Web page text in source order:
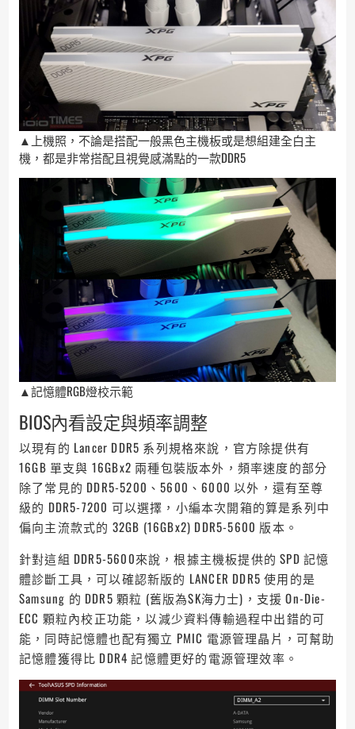
▲上機照，不論是搭配一般黑色主機板或是想組建全白主
機，都是非常搭配且視覺感滿點的一款DDR5
▲記憶體RGB燈校示範
BIOS內看設定與頻率調整
以現有的 Lancer DDR5 系列規格來說，官方除提供有
16GB 單支與 16GBx2 兩種包裝版本外，頻率速度的部分
除了常見的 DDR5-5200、5600、6000 以外，還有至尊
級的 DDR5-7200 可以選擇，小編本次開箱的算是系列中
偏向主流款式的 32GB (16GBx2) DDR5-5600 版本。
針對這組 DDR5-5600來說，根據主機板提供的 SPD 記憶
體診斷工具，可以確認新版的 LANCER DDR5 使用的是
Samsung 的 DDR5 顆粒 (舊版為SK海力士)，支援 On-Die-
ECC 顆粒內校正功能，以減少資料傳輸過程中出錯的可
能，同時記憶體也配有獨立 PMIC 電源管理晶片，可幫助
記憶體獲得比 DDR4 記憶體更好的電源管理效率。